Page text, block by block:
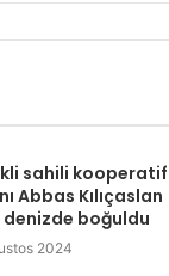
sahili kooperatif
Abbas Kılıçaslan
boğuldu
2024